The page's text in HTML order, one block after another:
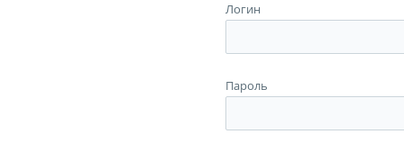
Логин
Пароль